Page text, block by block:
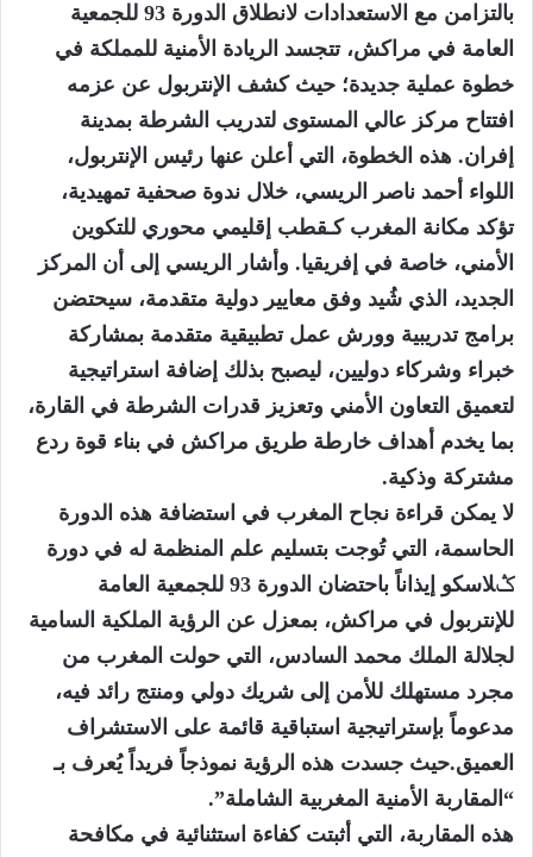
بالتزامن مع الاستعدادات لانطلاق الدورة 93 للجمعية
العامة في مراكش، تتجسد الريادة الأمنية للمملكة في
خطوة عملية جديدة؛ حيث كشف الإنتربول عن عزمه
افتتاح مركز عالي المستوى لتدريب الشرطة بمدينة
إفران. هذه الخطوة، التي أعلن عنها رئيس الإنتربول،
اللواء أحمد ناصر الريسي، خلال ندوة صحفية تمهيدية،
تؤكد مكانة المغرب كـقطب إقليمي محوري للتكوين
الأمني، خاصة في إفريقيا. وأشار الريسي إلى أن المركز
الجديد، الذي شُيد وفق معايير دولية متقدمة، سيحتضن
برامج تدريبية وورش عمل تطبيقية متقدمة بمشاركة
خبراء وشركاء دوليين، ليصبح بذلك إضافة استراتيجية
لتعميق التعاون الأمني وتعزيز قدرات الشرطة في القارة،
بما يخدم أهداف خارطة طريق مراكش في بناء قوة ردع
مشتركة وذكية.
لا يمكن قراءة نجاح المغرب في استضافة هذه الدورة
الحاسمة، التي تُوجت بتسليم علم المنظمة له في دورة
ݣلاسكو إيذاناً باحتضان الدورة 93 للجمعية العامة
للإنتربول في مراكش، بمعزل عن الرؤية الملكية السامية
لجلالة الملك محمد السادس، التي حولت المغرب من
مجرد مستهلك للأمن إلى شريك دولي ومنتج رائد فيه،
مدعوماً بإستراتيجية استباقية قائمة على الاستشراف
العميق.حيث جسدت هذه الرؤية نموذجاً فريداً يُعرف بـ
“المقاربة الأمنية المغربية الشاملة”.
هذه المقاربة، التي أثبتت كفاءة استثنائية في مكافحة